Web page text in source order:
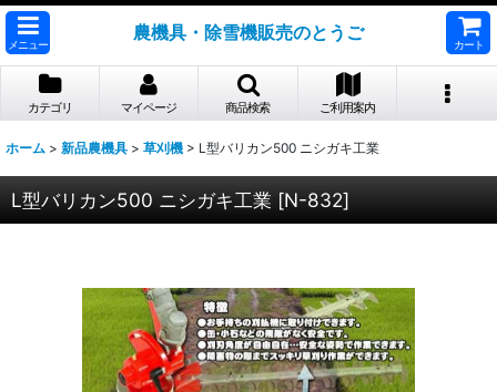
メニュー
農機具・除雪機販売のとうご
カート
カテゴリ マイページ 商品検索 ご利用案内
ホーム > 新品農機具 > 草刈機 > L型バリカン500 ニシガキ工業
L型バリカン500 ニシガキ工業 [N-832]